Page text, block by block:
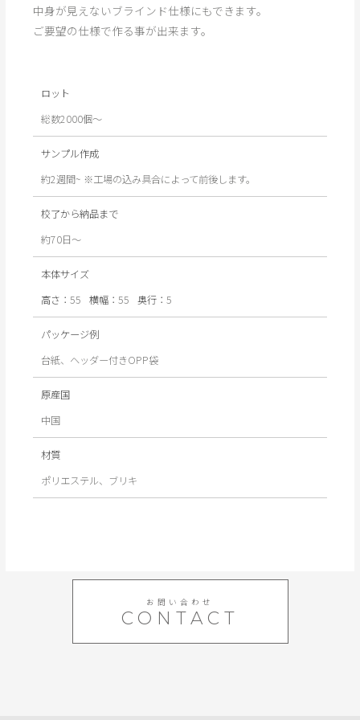
中身が見えないブラインド仕様にもできます。
ご要望の仕様で作る事が出来ます。
ロット
総数2000個～
サンプル作成
約2週間~ ※工場の込み具合によって前後します。
校了から納品まで
約70日〜
本体サイズ
高さ：55 横幅：55 奥行：5
パッケージ例
台紙、ヘッダー付きOPP袋
原産国
中国
材質
ポリエステル、ブリキ
お問い合わせ
CONTACT